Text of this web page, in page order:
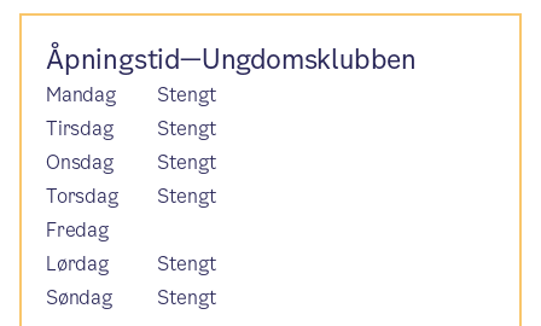
Åpningstid—Ungdomsklubben
Mandag
Stengt
Tirsdag
Stengt
Onsdag
Stengt
Torsdag
Stengt
Fredag
Lørdag
Stengt
Søndag
Stengt